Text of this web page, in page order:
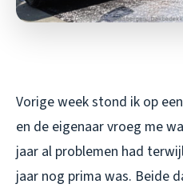
Vorige week stond ik op
en de eigenaar vroeg me
jaar al problemen had
jaar nog prima was. Beide